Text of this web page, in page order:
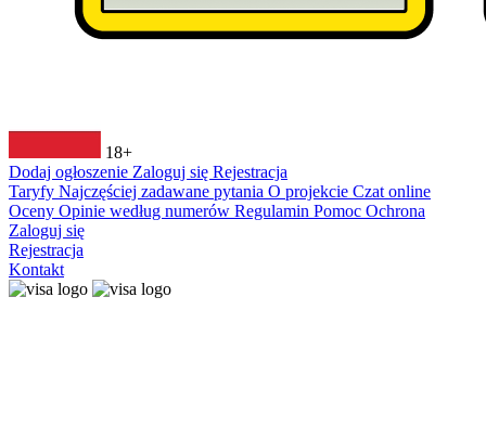
18+
Dodaj ogłoszenie Zaloguj się Rejestracja
Taryfy Najczęściej zadawane pytania O projekcie Czat online
Oceny Opinie według numerów Regulamin Pomoc Ochrona
Zaloguj się
Rejestracja
Kontakt